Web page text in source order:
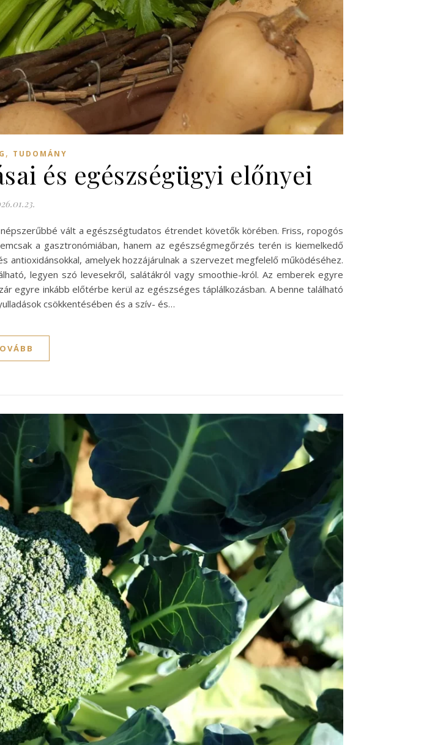
, TUDOMÁNY
és egészségügyi előnyei
vált a egészségtudatos étrendet követők körében. Friss, ropogós
a gasztronómiában, hanem az egészségmegőrzés terén is kiemelkedő
antioxidánsokkal, amelyek hozzájárulnak a szervezet megfelelő működéséhez.
legyen szó levesekről, salátákról vagy smoothie-król. Az emberek egyre
egyre inkább előtérbe kerül az egészséges táplálkozásban. A benne található
csökkentésében és a szív- és…